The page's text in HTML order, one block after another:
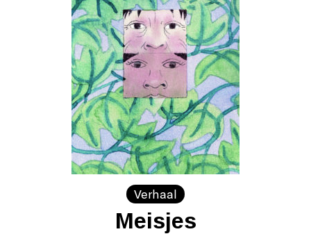
Verhaal
Meisjes